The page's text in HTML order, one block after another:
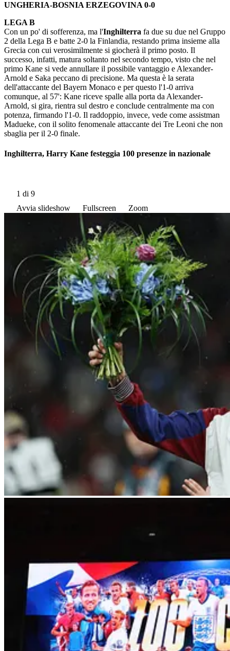
UNGHERIA-BOSNIA ERZEGOVINA 0-0
LEGA B
Con un po' di sofferenza, ma l'Inghilterra fa due su due nel Gruppo
2 della Lega B e batte 2-0 la Finlandia, restando prima insieme alla
Grecia con cui verosimilmente si giocherà il primo posto. Il
successo, infatti, matura soltanto nel secondo tempo, visto che nel
primo Kane si vede annullare il possibile vantaggio e Alexander-
Arnold e Saka peccano di precisione. Ma questa è la serata
dell'attaccante del Bayern Monaco e per questo l'1-0 arriva
comunque, al 57': Kane riceve spalle alla porta da Alexander-
Arnold, si gira, rientra sul destro e conclude centralmente ma con
potenza, firmando l'1-0. Il raddoppio, invece, vede come assistman
Madueke, con il solito fenomenale attaccante dei Tre Leoni che non
sbaglia per il 2-0 finale.
Inghilterra, Harry Kane festeggia 100 presenze in nazionale
1 di 9
Avvia slideshow
Fullscreen Zoom